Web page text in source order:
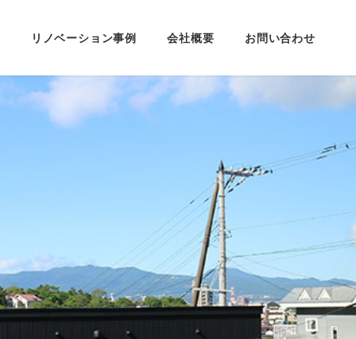
リノベーション事例 会社概要 お問い合わせ